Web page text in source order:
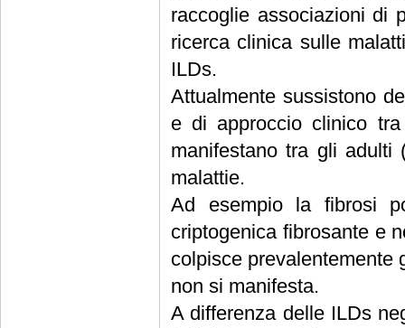
raccoglie associazioni di
ricerca clinica sulle
ILDs.
Attualmente sussistono
e di approccio clinico
manifestano tra gli
malattie.
Ad esempio la fibrosi
criptogenica fibrosante e
colpisce prevalentemente
non si manifesta.
A differenza delle ILDs